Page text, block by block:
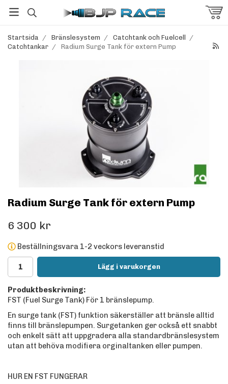
Startsida / Bränslesystem / Catchtank och Fuelcell
/
Catchtankar / Radium Surge Tank för extern Pump
Radium Surge Tank för extern Pump
6 300 kr
Beställningsvara 1-2 veckors leveranstid
Lägg i varukorgen
Produktbeskrivning:
FST (Fuel Surge Tank) För 1 bränslepump.
En surge tank (FST) funktion säkerställer att bränsle alltid
finns till bränslepumpen. Surgetanken ger också ett snabbt
och enkelt sätt att uppgradera alla standardbränslesystem
utan att behöva modifiera orginaltanken eller pumpen.
HUR EN FST FUNGERAR